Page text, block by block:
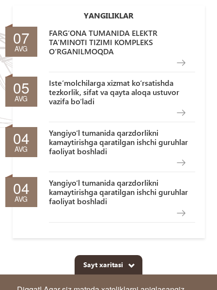
YANGILIKLAR
07
AVG
FARG‘ONA TUMANIDA ELEKTR
TA’MINOTI TIZIMI KOMPLEKS
O‘RGANILMOQDA
05
AVG
Iste’molchilarga xizmat ko‘rsatishda
tezkorlik, sifat va qayta aloqa ustuvor
vazifa bo‘ladi
04
AVG
Yangiyo‘l tumanida qarzdorlikni
kamaytirishga qaratilgan ishchi guruhlar
faoliyat boshladi
04
AVG
Yangiyo‘l tumanida qarzdorlikni
kamaytirishga qaratilgan ishchi guruhlar
faoliyat boshladi
Sayt xaritasi